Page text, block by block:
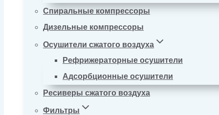
Спиральные компрессоры
Дизельные компрессоры
Осушители сжатого воздуха
Рефрижераторные осушители
Адсорбционные осушители
Ресиверы сжатого воздуха
Фильтры